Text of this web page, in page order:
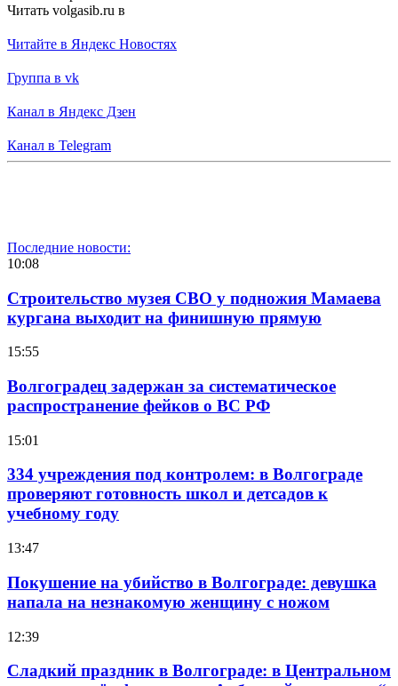
Читать volgasib.ru в
Читайте в Яндекс Новостях
Группа в vk
Канал в Яндекс Дзен
Канал в Telegram
Последние новости:
10:08
Строительство музея СВО у подножия Мамаева
кургана выходит на финишную прямую
15:55
Волгоградец задержан за систематическое
распространение фейков о ВС РФ
15:01
334 учреждения под контролем: в Волгограде
проверяют готовность школ и детсадов к
учебному году
13:47
Покушение на убийство в Волгограде: девушка
напала на незнакомую женщину с ножом
12:39
Сладкий праздник в Волгограде: в Центральном